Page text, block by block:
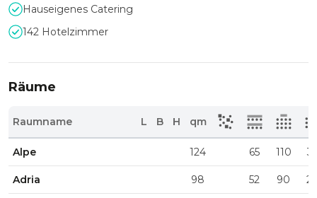
Hauseigenes Catering
142 Hotelzimmer
Räume
Raumname L B H qm
Alpe 124 65 110
Adria 98 52 90